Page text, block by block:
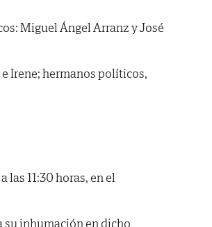
Miguel Ángel Arranz y José
Irene; hermanos políticos,
las 11:30 horas, en el
su inhumación en dicho